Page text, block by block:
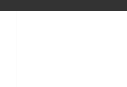
– VATERFREUDEN
und Charlotte Puder